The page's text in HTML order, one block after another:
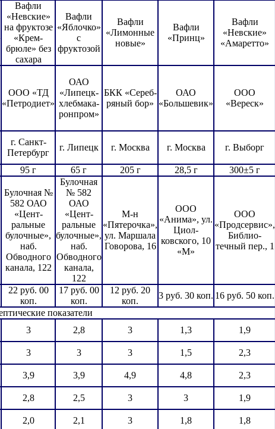
Вафли
«Невские»
на фруктозе
«Крем-
брюле» без
сахара
Вафли
«Яблочко»
с
фруктозой
Вафли
«Лимонные
новые»
Вафли
«Принц»
Вафли
«Невские»
«Амаретто»
ООО «ТД
«Петродиет»
ОАО
«Липецк-
хлебмака-
ронпром»
БКК «Сереб-
ряный бор»
ОАО
«Большевик»
ООО
«Вереск»
г. Санкт-
Петербург
г. Липецк г. Москва г. Москва г. Выборг
95 г 65 г 205 г 28,5 г 300±5 г
Булочная №
582 ОАО
«Цент-
ральные
булочные»,
наб.
Обводного
канала, 122
Булочная
№ 582
ОАО
«Цент-
ральные
булочные»,
наб.
Обводного
канала,
122
М-н
«Пятерочка»,
ул. Маршала
Говорова, 16
ООО
«Анима», ул.
Циол-
ковского, 10
«М»
ООО
«Продсервис»,
Библио-
течный пер., 1
22 руб. 00
коп.
17 руб. 00
коп.
12 руб. 20
коп.
3 руб. 30 коп. 16 руб. 50 коп.
показатели
3 2,8 3 1,3
1,9
3 3 3 1,5
2,3
3,9 3,9 4,9 4,8
2,3
2,8 2,5 3 3
1,9
2,0 2,1 3 1,8 1,8